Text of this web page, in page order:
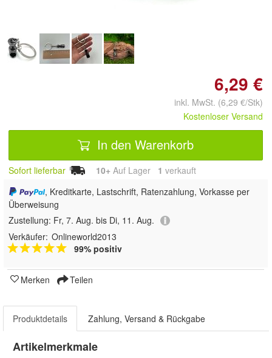
6,29 €
inkl. MwSt. (6,29 €/Stk)
Kostenloser Versand
In den Warenkorb
Sofort lieferbar 10+ Auf Lager 1 verkauft
, Kreditkarte, Lastschrift, Ratenzahlung, Vorkasse per
Überweisung
Zustellung: Fr, 7. Aug. bis Di, 11. Aug.
Verkäufer: Onlineworld2013
99% positiv
Merken Teilen
Produktdetails Zahlung, Versand & Rückgabe
Artikelmerkmale